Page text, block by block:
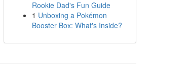
Rookie Dad's Fun Guide
1 Unboxing a Pokémon
Booster Box: What's Inside?